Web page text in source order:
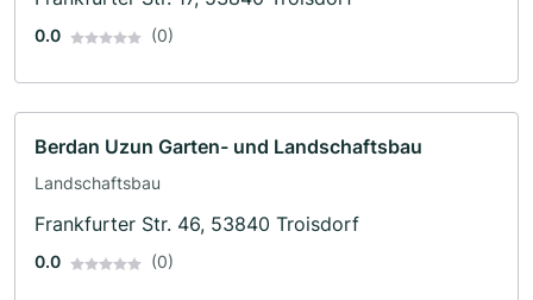
0.0 (0)
Berdan Uzun Garten- und Landschaftsbau
Landschaftsbau
Frankfurter Str. 46, 53840 Troisdorf
0.0 (0)